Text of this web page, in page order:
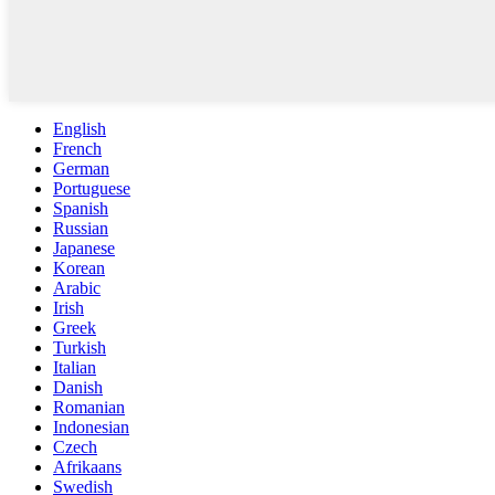
English
French
German
Portuguese
Spanish
Russian
Japanese
Korean
Arabic
Irish
Greek
Turkish
Italian
Danish
Romanian
Indonesian
Czech
Afrikaans
Swedish